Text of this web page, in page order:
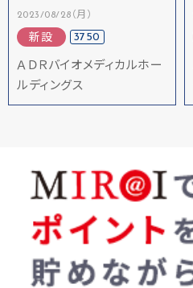
2023/08/28（月）
新設 3750
ＡＤＲバイオメディカルホー
ルディングス